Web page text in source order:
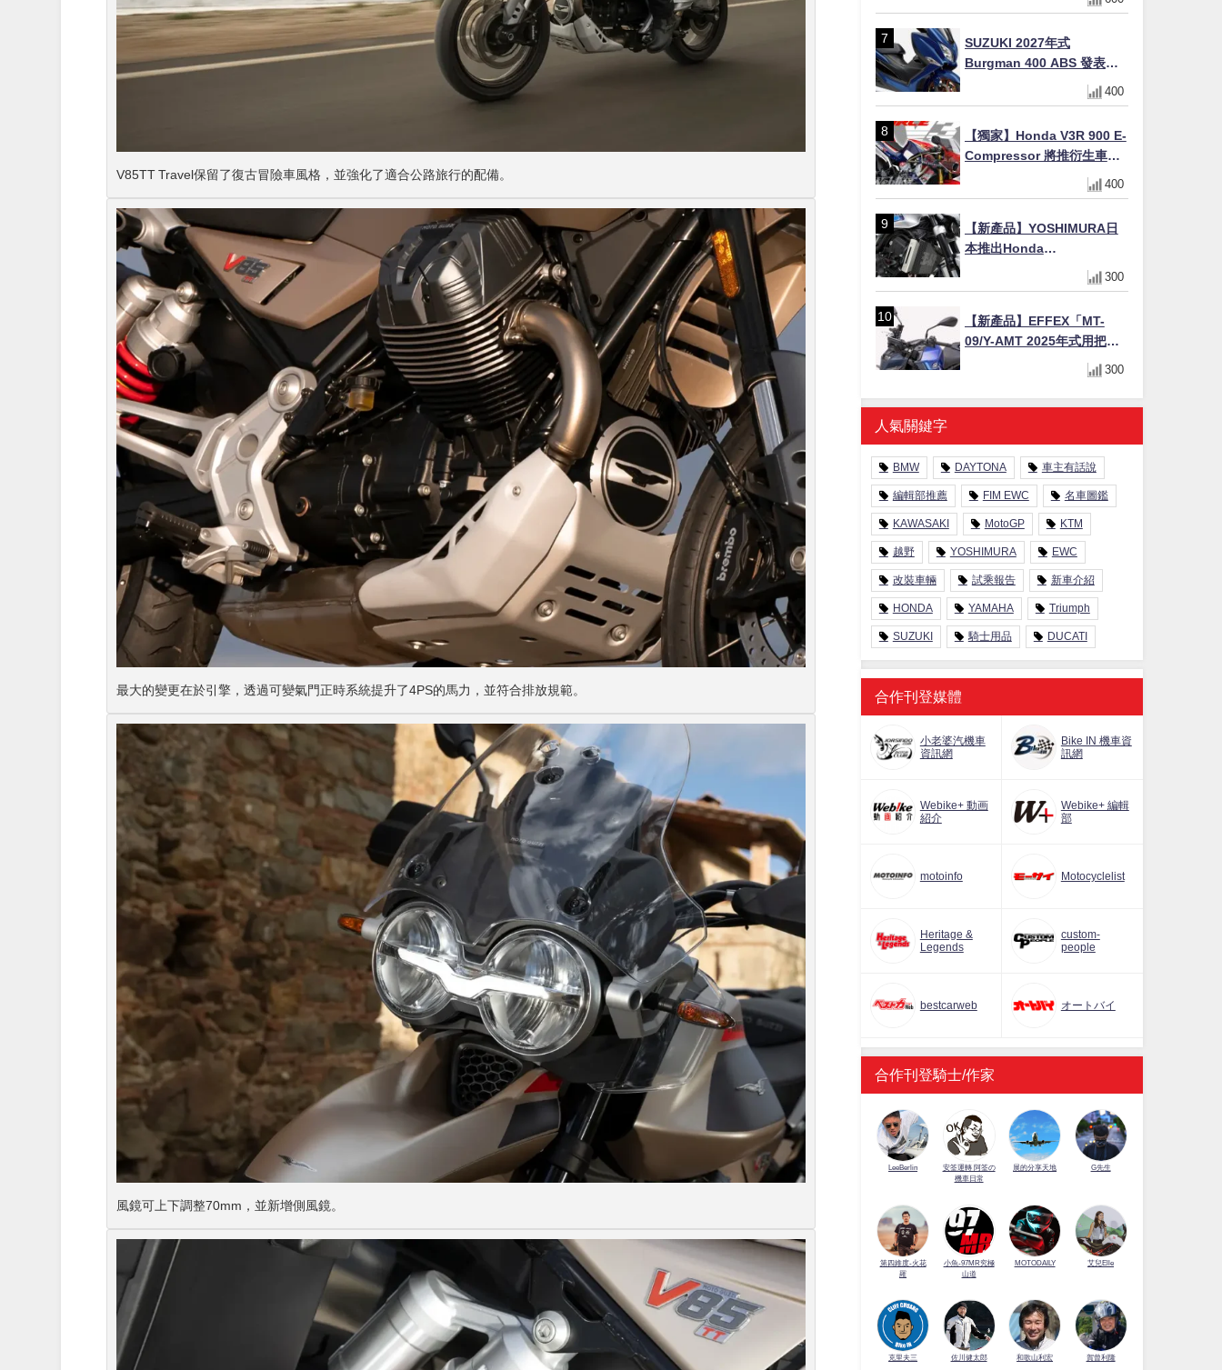
V85TT Travel保留了復古冒險車風格，並強化了適合公路旅行的配備。
最大的變更在於引擎，透過可變氣門正時系統提升了4PS的馬力，並符合排放規範。
風鏡可上下調整70mm，並新增側風鏡。
SUZUKI 2027年式
Burgman 400 ABS 發表！
8/18日本上市、支援E10汽油
售價98萬100日圓
400
【獨家】Honda V3R 900 E-
Compressor 將推衍生車
系？自然進氣 V3 同步測試
中，CG 預想曝光！
400
【新產品】YOSHIMURA日
本推出Honda
CB1000F/CB1000 HORNET
專用水箱護網，六角網紋設
300
【新產品】EFFEX「MT-
09/Y-AMT 2025年式用把手
Easy Fit Bar Plus」！高
7mm後移16mm直上×三色×
免換線組
300
人氣關鍵字
BMW DAYTONA 車主有話說
編輯部推薦 FIM EWC 名車圖鑑
KAWASAKI MotoGP KTM
越野 YOSHIMURA EWC
改裝車輛 試乘報告 新車介紹
HONDA YAMAHA Triumph
SUZUKI 騎士用品 DUCATI
合作刊登媒體
小老婆汽機車
資訊網
Bike IN 機車資
訊網
Webike+ 動画
紹介
Webike+ 編輯
部
motoinfo Motocyclelist
Heritage &
Legends
custom-
people
bestcarweb オートバイ
合作刊登騎士/作家
LeeBerlin
安筌運轉 阿筌の
機車日常
展的分享天地 G先生
第四維度-火花
羅
小魚-97MR究極
山道
MOTODAILY 艾兒Elle
克里夫三 佐川健太郎 和歌山利宏 賀曾利隆